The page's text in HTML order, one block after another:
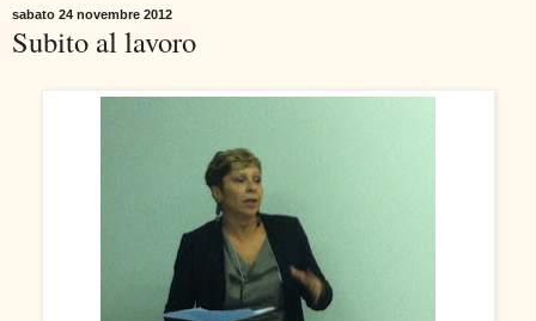
sabato 24 novembre 2012
Subito al lavoro